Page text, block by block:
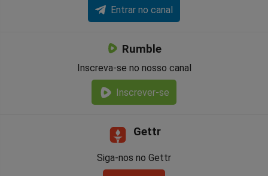
Entrar no canal
Rumble
Inscreva-se no nosso canal
Inscrever-se
Gettr
Siga-nos no Gettr